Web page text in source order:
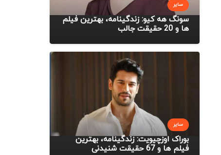
سایر
سونگ هه کیو: زندگینامه، بهترین فیلم
ها و 20 حقیقت جالب
سایر
بوراک اوزچیویت: زندگینامه، بهترین
فیلم ها و 67 حقیقت شنیدنی